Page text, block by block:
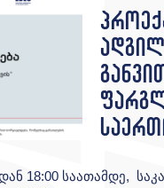
18:00 საათამდე,